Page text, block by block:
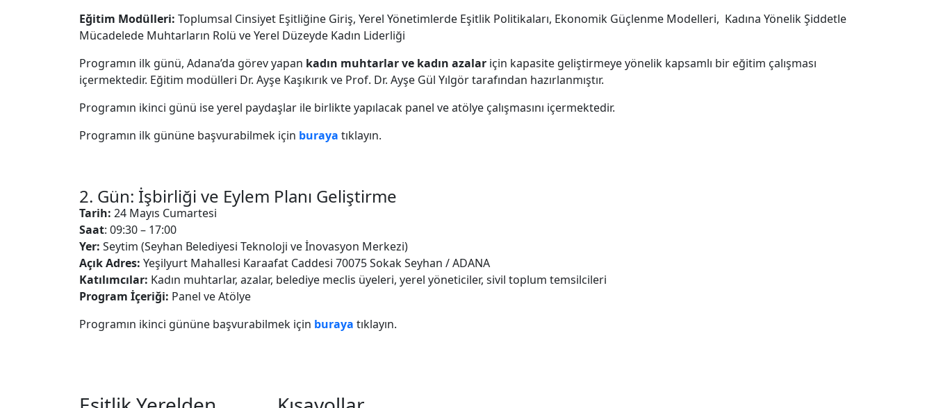
Eğitim Modülleri: Toplumsal Cinsiyet Eşitliğine Giriş, Yerel Yönetimlerde Eşitlik Politikaları, Ekonomik Güçlenme Modelleri, Kadına Yönelik Şiddetle
Mücadelede Muhtarların Rolü ve Yerel Düzeyde Kadın Liderliği
Programın ilk günü, Adana’da görev yapan kadın muhtarlar ve kadın azalar için kapasite geliştirmeye yönelik kapsamlı bir eğitim çalışması
içermektedir. Eğitim modülleri Dr. Ayşe Kaşıkırık ve Prof. Dr. Ayşe Gül Yılgör tarafından hazırlanmıştır.
Programın ikinci günü ise yerel paydaşlar ile birlikte yapılacak panel ve atölye çalışmasını içermektedir.
Programın ilk gününe başvurabilmek için buraya tıklayın.
2. Gün: İşbirliği ve Eylem Planı Geliştirme
Tarih: 24 Mayıs Cumartesi
Saat: 09:30 – 17:00
Yer: Seytim (Seyhan Belediyesi Teknoloji ve İnovasyon Merkezi)
Açık Adres: Yeşilyurt Mahallesi Karaafat Caddesi 70075 Sokak Seyhan / ADANA
Katılımcılar: Kadın muhtarlar, azalar, belediye meclis üyeleri, yerel yöneticiler, sivil toplum temsilcileri
Program İçeriği: Panel ve Atölye
Programın ikinci gününe başvurabilmek için buraya tıklayın.